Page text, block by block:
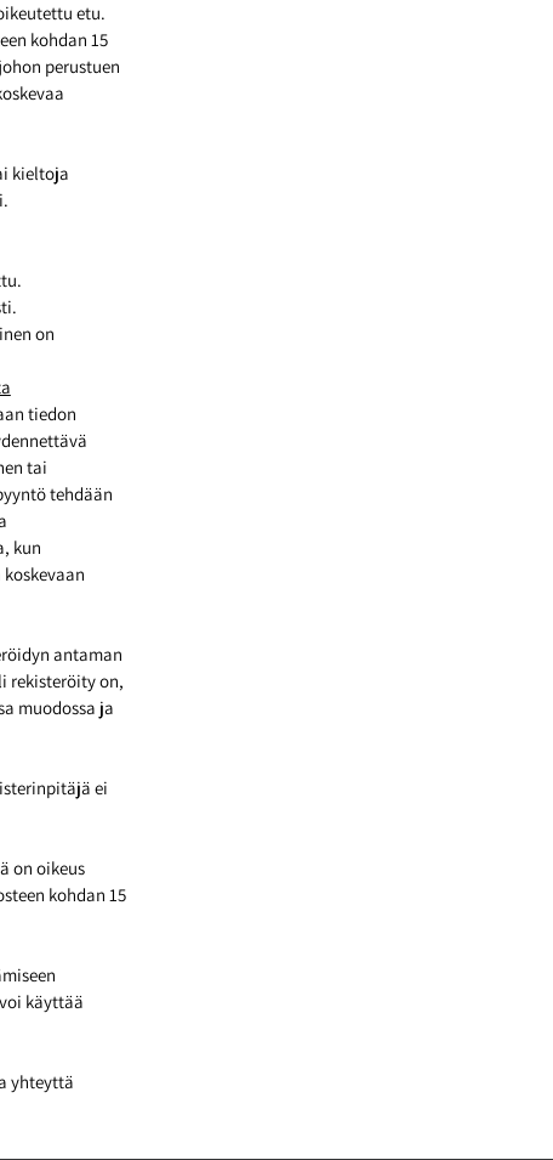
etu.
kohdan 15
perustuen
kieltoja
on
tiedon
tai
tehdään
kun
antaman
rekisteröity on,
muodossa ja
ei
on oikeus
kohdan 15
käyttää
yhteyttä